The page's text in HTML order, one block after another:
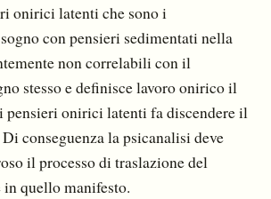
onirici latenti che sono i
con pensieri sedimentati nella
non correlabili con il
stesso e definisce lavoro onirico il
pensieri onirici latenti fa discendere il
conseguenza la psicanalisi deve
il processo di traslazione del
quello manifesto.